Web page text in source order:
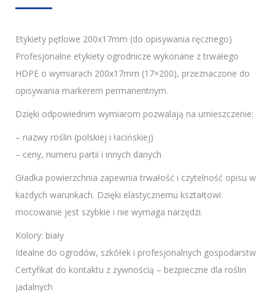
Etykiety pętlowe 200x17mm (do opisywania ręcznego)
Profesjonalne etykiety ogrodnicze wykonane z trwałego
HDPE o wymiarach 200x17mm (17×200), przeznaczone do
opisywania markerem permanentnym.
Dzięki odpowiednim wymiarom pozwalają na umieszczenie:
– nazwy roślin (polskiej i łacińskiej)
– ceny, numeru partii i innych danych
Gładka powierzchnia zapewnia trwałość i czytelność opisu w
każdych warunkach. Dzięki elastycznemu kształtowi
mocowanie jest szybkie i nie wymaga narzędzi.
Kolory: biały
Idealne do ogrodów, szkółek i profesjonalnych gospodarstw
Certyfikat do kontaktu z żywnością – bezpieczne dla roślin
jadalnych